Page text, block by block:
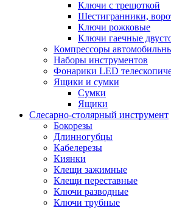
Ключи с трещоткой
Шестигранники,
Ключи рожковые
Ключи гаечные
Компрессоры
Наборы инструментов
Фонарики LED
Ящики и сумки
Сумки
Ящики
Cлесарно-столярный инструмент
Бокорезы
Длинногубцы
Кабелерезы
Киянки
Клещи зажимные
Клещи переставные
Ключи разводные
Ключи трубные